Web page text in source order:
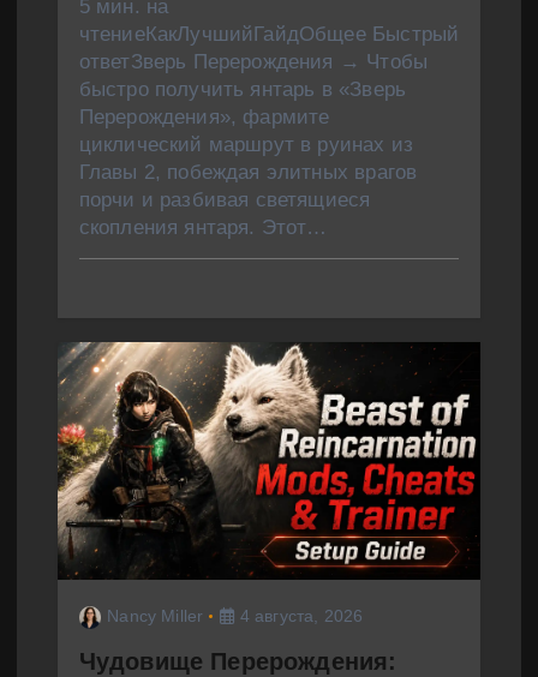
5 мин. на
чтениеКакЛучшийГайдОбщее Быстрый
ответЗверь Перерождения → Чтобы
быстро получить янтарь в «Зверь
Перерождения», фармите
циклический маршрут в руинах из
Главы 2, побеждая элитных врагов
порчи и разбивая светящиеся
скопления янтаря. Этот…
Nancy Miller 4 августа, 2026
Чудовище Перерождения: